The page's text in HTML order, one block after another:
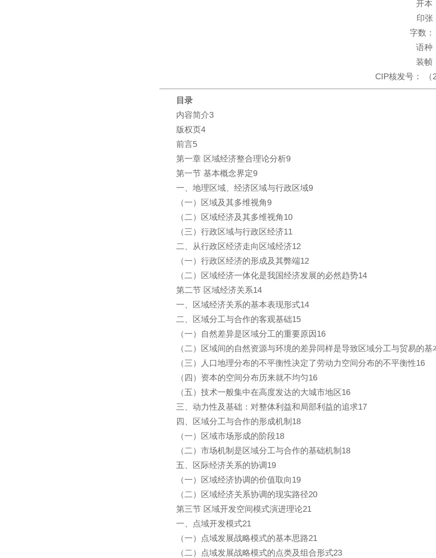
开本
印张
字数：
语种
装帧
CIP核发号：
（
目录
内容简介3
版权页4
前言5
第一章 区域经济整合理论分析9
第一节 基本概念界定9
一、地理区域、经济区域与行政区域9
（一）区域及其多维视角9
（二）区域经济及其多维视角10
（三）行政区域与行政区经济11
二、从行政区经济走向区域经济12
（一）行政区经济的形成及其弊端12
（二）区域经济一体化是我国经济发展的必然趋势14
第二节 区域经济关系14
一、区域经济关系的基本表现形式14
二、区域分工与合作的客观基础15
（一）自然差异是区域分工的重要原因16
（二）区域间的自然资源与环境的差异同样是导致区域分工与贸易的基
（三）人口地理分布的不平衡性决定了劳动力空间分布的不平衡性16
（四）资本的空间分布历来就不均匀16
（五）技术一般集中在高度发达的大城市地区16
三、动力性及基础：对整体利益和局部利益的追求17
四、区域分工与合作的形成机制18
（一）区域市场形成的阶段18
（二）市场机制是区域分工与合作的基础机制18
五、区际经济关系的协调19
（一）区域经济协调的价值取向19
（二）区域经济关系协调的现实路径20
第三节 区域开发空间模式演进理论21
一、点域开发模式21
（一）点域发展战略模式的基本思路21
（二）点域发展战略模式的点类及组合形式23